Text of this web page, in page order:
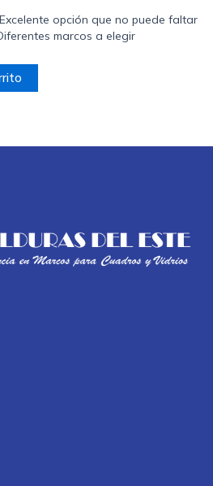
opción que no puede faltar
marcos a elegir